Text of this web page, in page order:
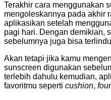
Terakhir cara menggunakan
mengoleskannya pada akhir
aplikasikan setelah
pagi hari. Dengan demikian,
sebelumnya juga bisa
Akan tetapi jika kamu
sunscreen digunakan
terlebih dahulu kemudian,
favoritmu seperti cushion,